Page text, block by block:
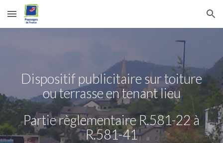
Skip to main content Skip to navigation
Dispositif publicitaire sur toiture
ou terrasse en tenant lieu
Partie règlementaire R.581-22 à
R.581-41